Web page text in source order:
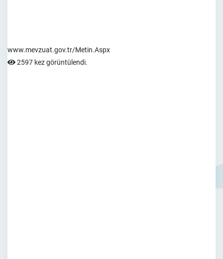
www.mevzuat.gov.tr/Metin.Aspx
2597 kez görüntülendi.